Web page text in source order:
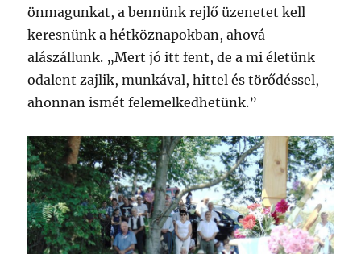
önmagunkat, a bennünk rejlő üzenetet kell
keresnünk a hétköznapokban, ahová
alászállunk. „Mert jó itt fent, de a mi életünk
odalent zajlik, munkával, hittel és törődéssel,
ahonnan ismét felemelkedhetünk.”